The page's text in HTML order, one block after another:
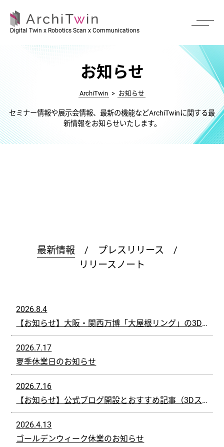
Digital Twin x Robotics Scan x Communications
お知らせ
ArchiTwin > お知らせ
セミナー情報や展示会情報、最新の機能などArchiTwinに関する最
新情報をお知らせいたします。
最新情報 / プレスリリース /
リリースノート
2026.8.4
【お知らせ】大阪・関西万博「大屋根リング」の3Dデジタルアーカイブ撮影・編集を担当
2026.7.17
夏季休業日のお知らせ
2026.7.16
【お知らせ】公式ブログ開設とおすすめ記事（3Dスキャナー選定ガイド）のご紹介
2026.4.13
ゴールデンウィーク休業のお知らせ